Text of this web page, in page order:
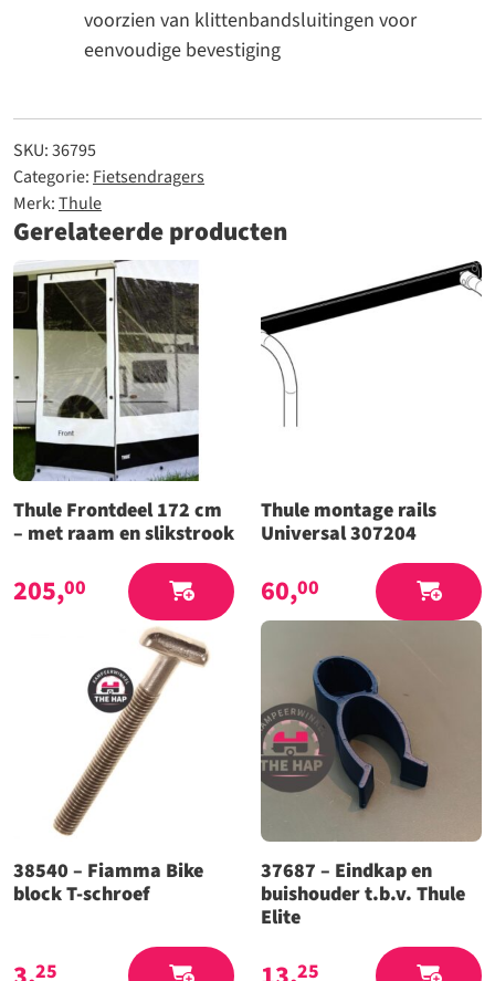
voorzien van klittenbandsluitingen voor
eenvoudige bevestiging
SKU:36795
Categorie: Fietsendragers
Merk:Thule
Gerelateerde producten
Thule Frontdeel 172 cm
– met raam en slikstrook
205,00
Thule montage rails
Universal 307204
60,00
38540 – Fiamma Bike
block T-schroef
25
37687 – Eindkap en
buishouder t.b.v. Thule
Elite
25